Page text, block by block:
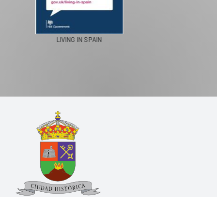
PASEOS EN CAMELLO